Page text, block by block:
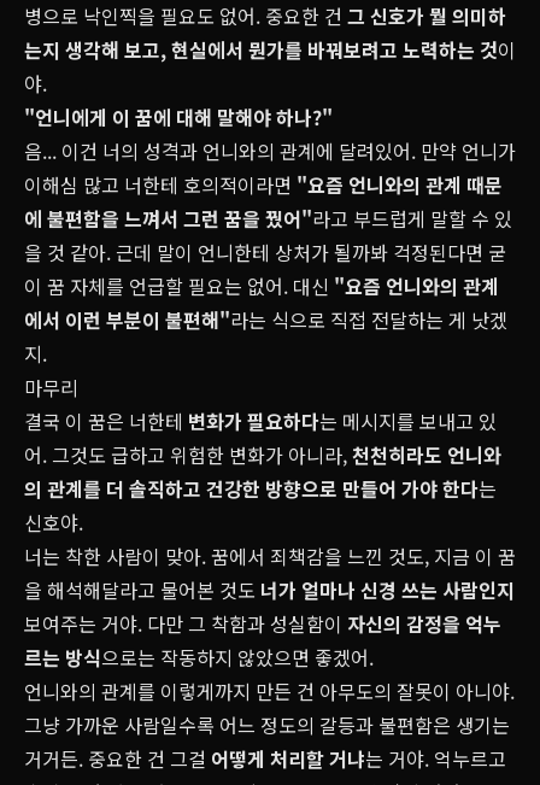
병으로 낙인찍을 필요도 없어. 중요한 건 그 신호가 뭘 의미하
는지 생각해 보고, 현실에서 뭔가를 바꿔보려고 노력하는 것이
야.
"언니에게 이 꿈에 대해 말해야 하나?"
음... 이건 너의 성격과 언니와의 관계에 달려있어. 만약 언니가
이해심 많고 너한테 호의적이라면 "요즘 언니와의 관계 때문
에 불편함을 느껴서 그런 꿈을 꿨어"라고 부드럽게 말할 수 있
을 것 같아. 근데 말이 언니한테 상처가 될까봐 걱정된다면 굳
이 꿈 자체를 언급할 필요는 없어. 대신 "요즘 언니와의 관계
에서 이런 부분이 불편해"라는 식으로 직접 전달하는 게 낫겠
지.
마무리
결국 이 꿈은 너한테 변화가 필요하다는 메시지를 보내고 있
어. 그것도 급하고 위험한 변화가 아니라,천천히라도 언니와
의 관계를 더 솔직하고 건강한 방향으로 만들어 가야 한다는
신호야.
너는 착한 사람이 맞아. 꿈에서 죄책감을 느낀 것도, 지금 이 꿈
을 해석해달라고 물어본 것도 너가 얼마나 신경 쓰는 사람인지
보여주는 거야. 다만 그 착함과 성실함이 자신의 감정을 억누
르는 방식으로는 작동하지 않았으면 좋겠어.
언니와의 관계를 이렇게까지 만든 건 아무도의 잘못이 아니야.
그냥 가까운 사람일수록 어느 정도의 갈등과 불편함은 생기는
거거든. 중요한 건 그걸 어떻게 처리할 거냐는 거야. 억누르고